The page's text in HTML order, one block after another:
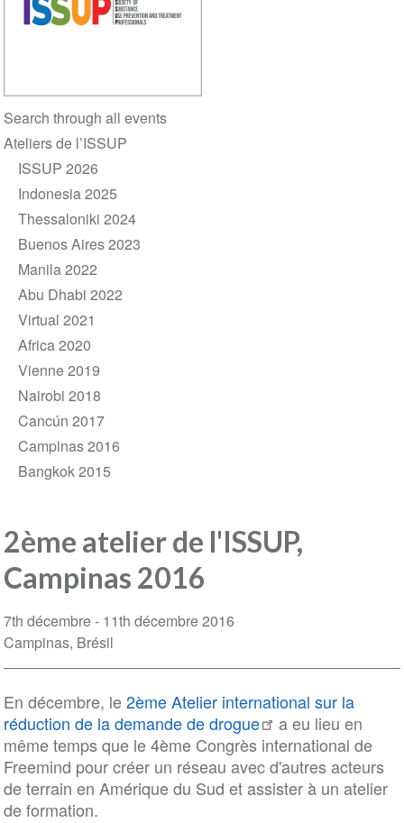
2ème atelier de l'ISSUP,
Campinas 2016
7th décembre
11th décembre 2016
Campinas Brésil
En décembre, le2ème Atelier international sur la
réduction de la demande de drogue
a eu lieu en
même temps que le 4ème Congrès international de
Freemind pour créer un réseau avec d'autres acteurs
de terrain en Amérique du Sud et assister à un atelier
de formation.
Section
navigation
Search through all events
Ateliers de l’ISSUP
ISSUP 2026
Indonesia 2025
Thessaloniki 2024
Buenos Aires 2023
Manila 2022
Abu Dhabi 2022
Virtual 2021
Africa 2020
Vienne 2019
Nairobi 2018
Cancún 2017
Campinas 2016
Bangkok 2015